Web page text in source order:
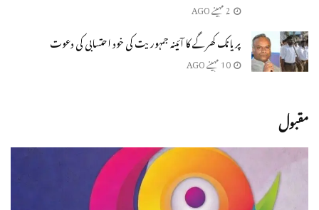
پریانک کھرگے کا آئینہ جمہوریت کی خود احتسابی کی دعوت
مقبول